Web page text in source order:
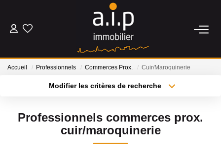
ACHETER
BIENS VENDUS
Accueil Professionnels Commerces Prox. Cuir/Maroquinerie
Modifier les critères de recherche
Type de bien
Surface min
Professionnels commerces prox.
cuir/maroquinerie